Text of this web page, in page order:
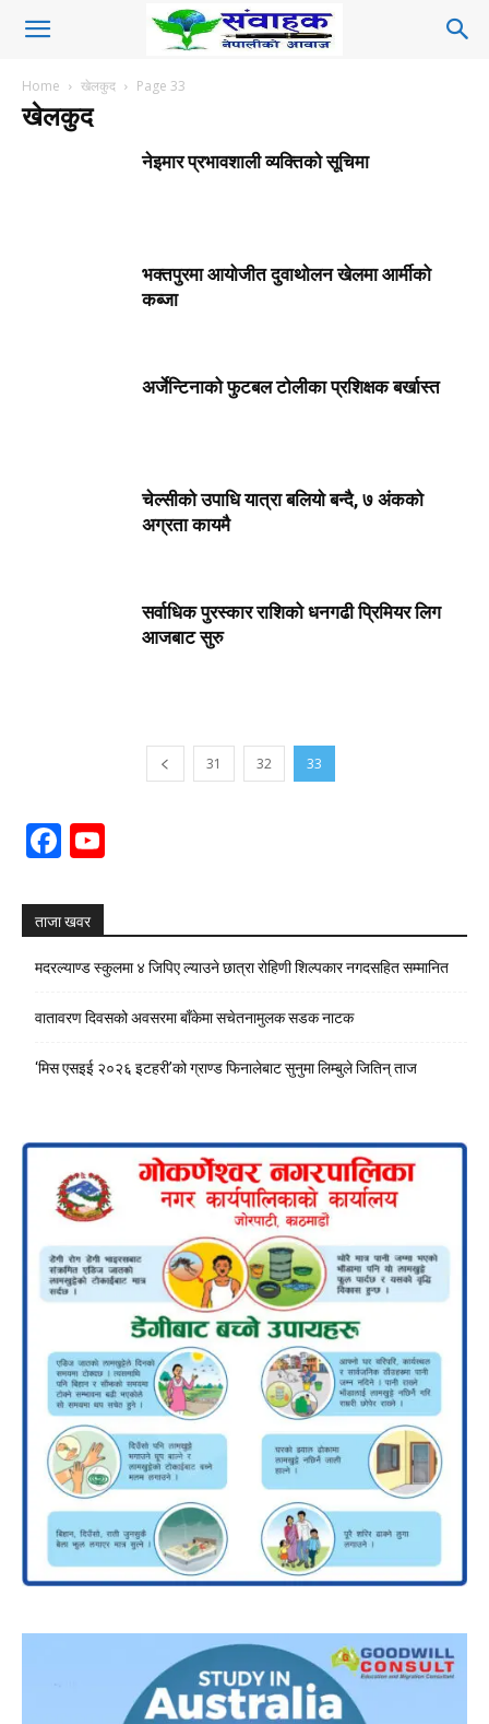
Home खेलकुद Page 33
खेलकुद
नेइमार प्रभावशाली व्यक्तिको सूचिमा
भक्तपुरमा आयोजीत दुवाथोलन खेलमा आर्मीको
कब्जा
अर्जेन्टिनाको फुटबल टोलीका प्रशिक्षक बर्खास्त
चेल्सीको उपाधि यात्रा बलियो बन्दै, ७ अंकको
अग्रता कायमै
सर्वाधिक पुरस्कार राशिको धनगढी प्रिमियर लिग
आजबाट सुरु
31 32 33
Facebook
ताजा खवर
मदरल्याण्ड स्कुलमा ४ जिपिए ल्याउने छात्रा रोहिणी शिल्पकार नगदसहित सम्मानित
वातावरण दिवसको अवसरमा बाँकेमा सचेतनामुलक सडक नाटक
‘मिस एसइई २०२६ इटहरी’को ग्राण्ड फिनालेबाट सुनुमा लिम्बुले जितिन् ताज